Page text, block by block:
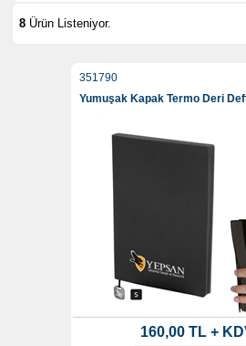
8Ürün Listeniyor.
351790
Yumuşak Kapak Termo Deri
160,00 TL +